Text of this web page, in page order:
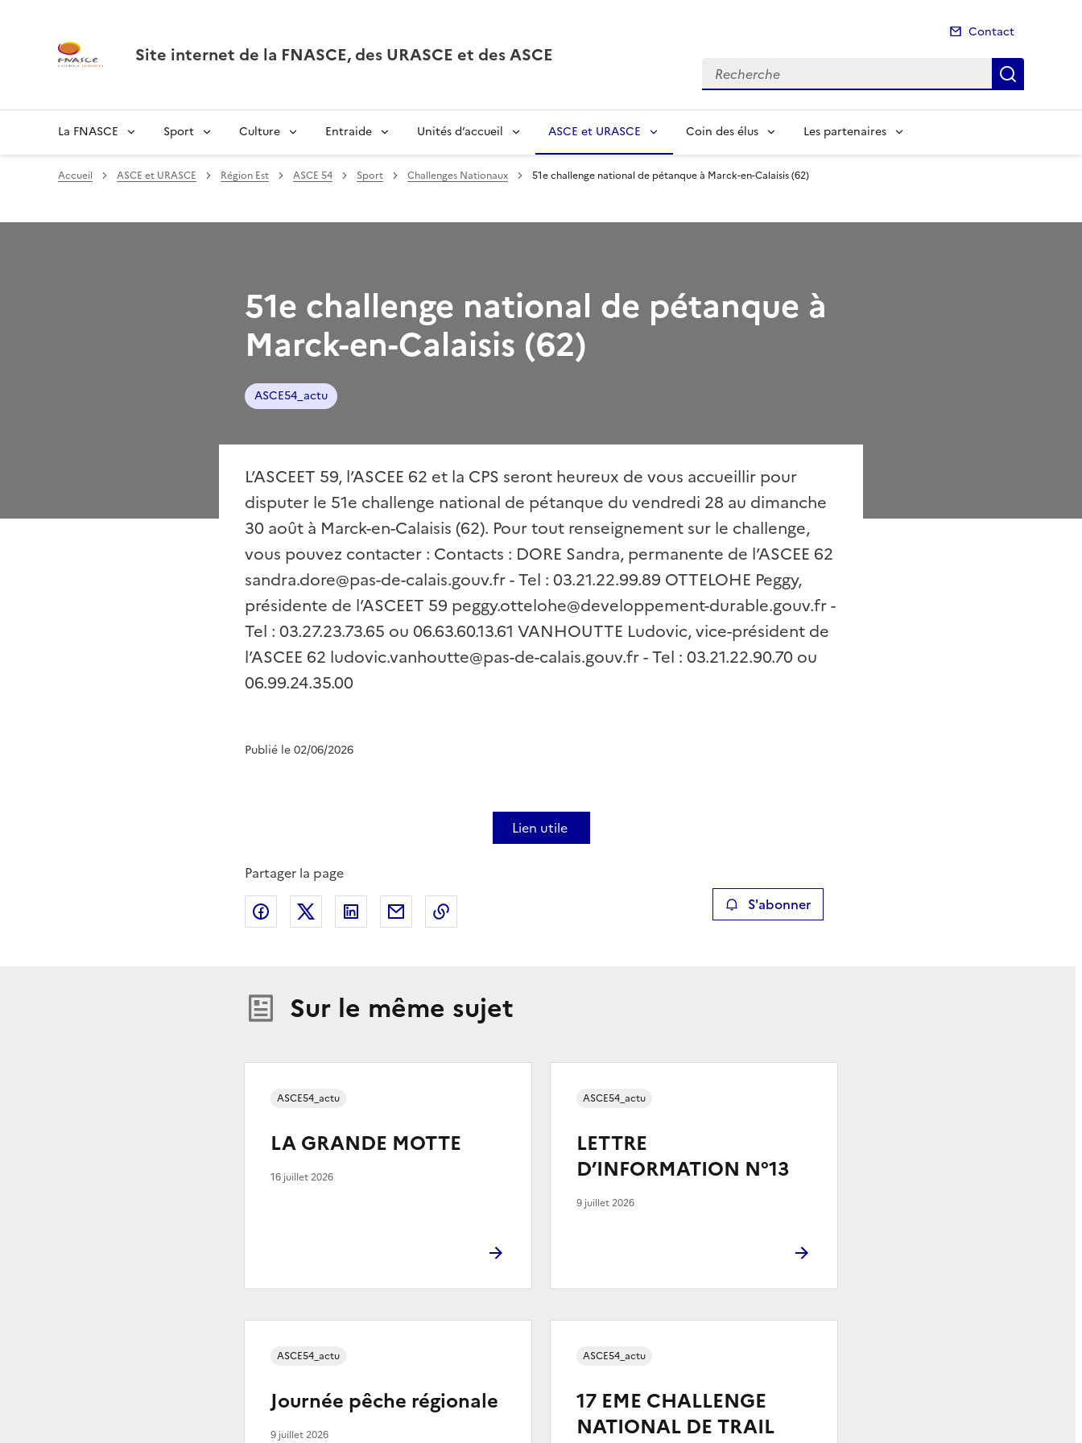
Site internet de la FNASCE, des URASCE et des ASCE
Contact
Recherche
La FNASCE Sport Culture Entraide Unités d’accueil ASCE et URASCE Coin des élus Les partenaires
Accueil ASCE et URASCE Région Est ASCE 54 Sport Challenges Nationaux 51e challenge national de pétanque à Marck-en-Calaisis (62)
51e challenge national de pétanque à
Marck-en-Calaisis (62)
ASCE54_actu
L’ASCEET 59, l’ASCEE 62 et la CPS seront heureux de vous accueillir pour
disputer le 51e challenge national de pétanque du vendredi 28 au dimanche
30 août à Marck-en-Calaisis (62). Pour tout renseignement sur le challenge,
vous pouvez contacter : Contacts : DORE Sandra, permanente de l’ASCEE 62
sandra.dore@pas-de-calais.gouv.fr - Tel : 03.21.22.99.89 OTTELOHE Peggy,
présidente de l’ASCEET 59 peggy.ottelohe@developpement-durable.gouv.fr -
Tel : 03.27.23.73.65 ou 06.63.60.13.61 VANHOUTTE Ludovic, vice-président de
l’ASCEE 62 ludovic.vanhoutte@pas-de-calais.gouv.fr - Tel : 03.21.22.90.70 ou
06.99.24.35.00
Publié le 02/06/2026
Lien utile
Partager la page
Partager sur Facebook
Partager sur XPartager sur LinkedIn
Partager par emailCopier le lien de la page dans le presse-papier S'abonner
Sur le même sujet
LA GRANDE MOTTE
ASCE54_actu
16 juillet 2026
LETTRE
D’INFORMATION N°13
ASCE54_actu
9 juillet 2026
Journée pêche régionale
ASCE54_actu
9 juillet 2026
17 EME CHALLENGE
NATIONAL DE TRAIL
ASCE54_actu